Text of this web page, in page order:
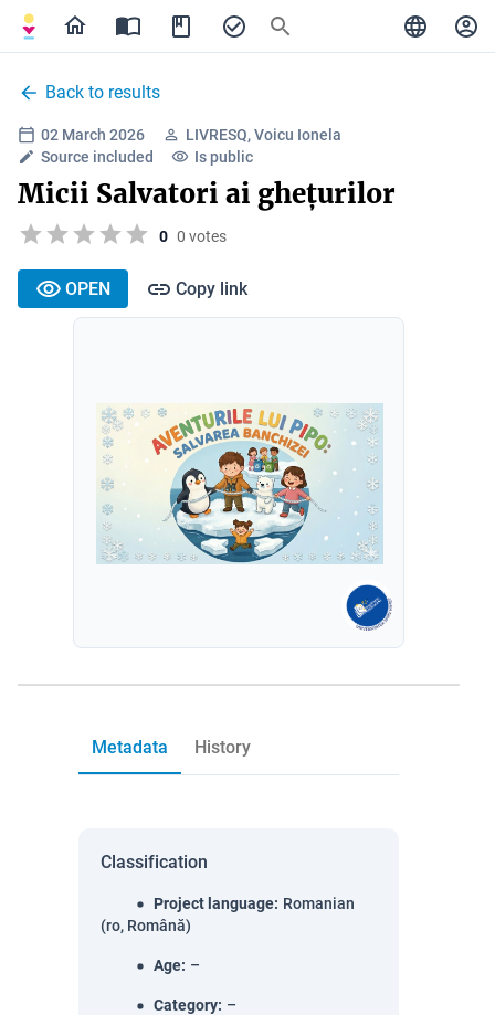
Back to results
02 March 2026
LIVRESQ, Voicu Ionela
Source included
Is public
Micii Salvatori ai ghețurilor
0 0 votes
OPEN Copy link
Metadata History
Classification
Project language: Romanian
(ro, Română)
Age: –
Category: –